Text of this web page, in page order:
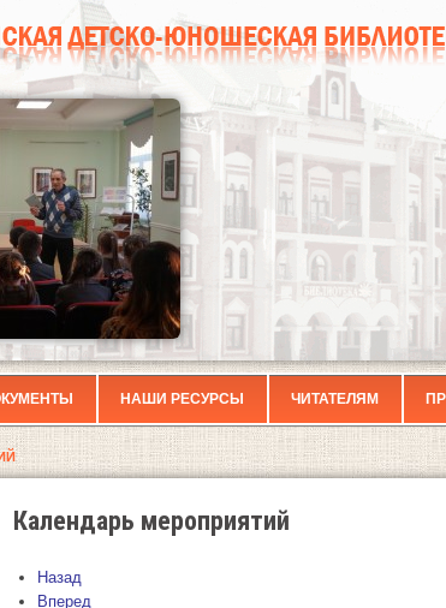
НАШИ РЕСУРСЫ ЧИТАТЕЛЯМ
Календарь мероприятий
Назад
Вперед